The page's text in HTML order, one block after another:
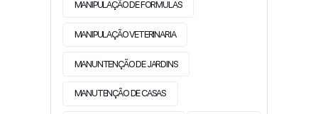
MANIPULAÇÃO DE FORMULAS
MANIPULAÇÃO VETERINARIA
MANUNTENÇÃO DE JARDINS
MANUTENÇÃO DE CASAS